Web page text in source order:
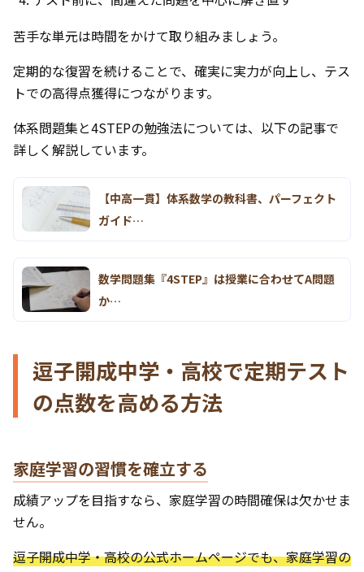
苦手な単元は時間をかけて取り組みましょう。
定期的な復習を続けることで、確実に実力が向上し、テス
トでの高得点獲得につながります。
体系問題集と4STEPの勉強法については、以下の記事で
詳しく解説しています。
【中高一貫】体系数学の教科書、パーフェクト
ガイド…
数学問題集『4STEP』は授業に合わせてA問題
か…
逗子開成中学・高校で定期テスト
の点数を高める方法
家庭学習の習慣を確立する
成績アップを目指すなら、家庭学習の時間確保は欠かせま
せん。
逗子開成中学・高校の公式ホームページでも、家庭学習の